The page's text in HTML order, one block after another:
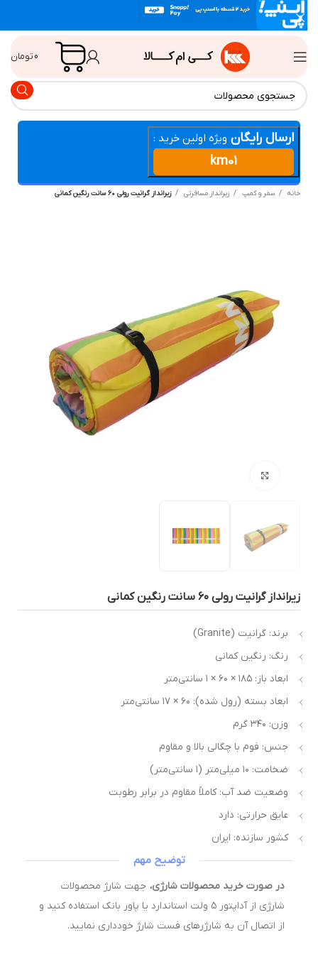
تومان
ارسال رایگان ویژه اولین خرید :
km01
سفر و کمپ زیرانداز مسافرتی زیرانداز گرانیت رولی ۶۰ سانت رنگین کمانی
بزرگنمایی تصویر
گرانیت رولی ۶۰ سانت رنگین کمانی
برند: گرانیت (Granite)
رنگ: رنگین کمانی
ابعاد باز: ۱۸۵ × ۶۰ × ۱ سانتی‌متر
ابعاد بسته (رول شده): ۶۰ × ۱۷ سانتی‌متر
وزن: ۳۴۰ گرم
جنس: فوم با چگالی بالا و مقاوم
ضخامت: ۱۰ میلی‌متر (۱ سانتی‌متر)
وضعیت ضد آب: کاملاً مقاوم در برابر رطوبت
عایق حرارتی: دارد
کشور سازنده: ایران
توضیح مهم
در صورت خرید محصولات شارژی،جهت شارژ محصولات
شارژی از آداپتور ۵ ولت استاندارد یا پاور بانک استفاده کنید و
از اتصال آن به شارژرهای فست شارژ خودداری نمایید.